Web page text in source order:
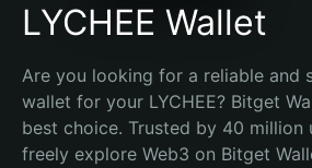
LYCHEE Wallet
Are you looking for a reliable and
wallet for your LYCHEE? Bitget
best choice. Trusted by 40 million
freely explore Web3 on Bitget